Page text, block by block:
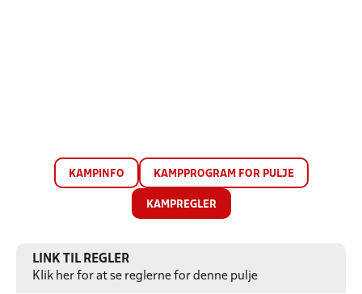
KAMPINFO KAMPPROGRAM FOR PULJE
KAMPREGLER
LINK TIL REGLER
Klik her for at se reglerne for denne pulje